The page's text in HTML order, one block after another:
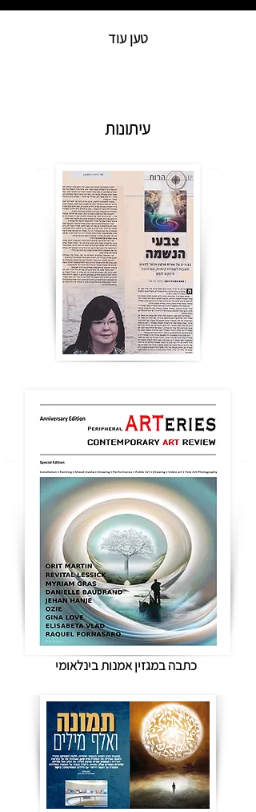
טען עוד
עיתונות
כתבה במגזין אמנות בינלאומי